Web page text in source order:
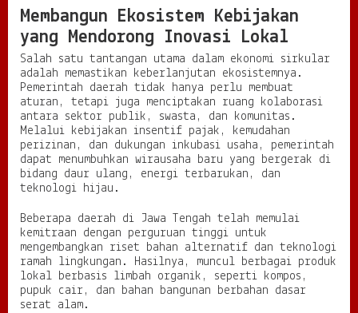
Membangun Ekosistem Kebijakan
yang Mendorong Inovasi Lokal
Salah satu tantangan utama dalam ekonomi sirkular
adalah memastikan keberlanjutan ekosistemnya.
Pemerintah daerah tidak hanya perlu membuat
aturan, tetapi juga menciptakan ruang kolaborasi
antara sektor publik, swasta, dan komunitas.
Melalui kebijakan insentif pajak, kemudahan
perizinan, dan dukungan inkubasi usaha, pemerintah
dapat menumbuhkan wirausaha baru yang bergerak di
bidang daur ulang, energi terbarukan, dan
teknologi hijau.
Beberapa daerah di Jawa Tengah telah memulai
kemitraan dengan perguruan tinggi untuk
mengembangkan riset bahan alternatif dan teknologi
ramah lingkungan. Hasilnya, muncul berbagai produk
lokal berbasis limbah organik, seperti kompos,
pupuk cair, dan bahan bangunan berbahan dasar
serat alam.